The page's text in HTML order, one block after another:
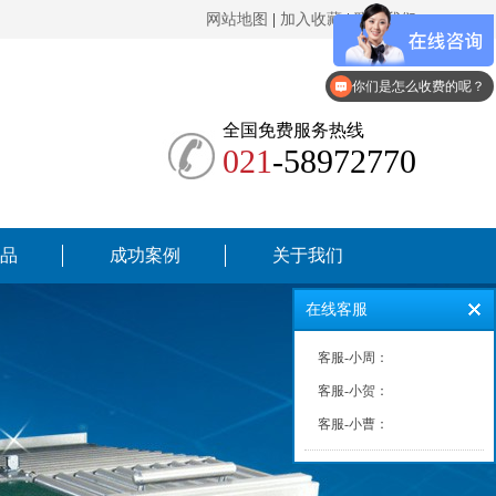
网站地图 加入收藏|联系我们
全国免费服务热线
021-58972770
成功案例 关于我们
在线客服
客服-小周：
客服-小贺：
客服-小曹：
你们是怎么收费的呢？